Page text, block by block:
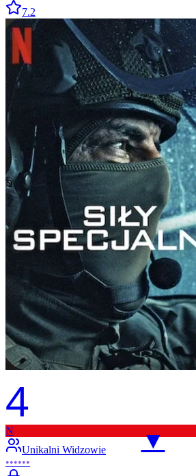
7.2
4
▼
N
Unikalni Widzowie
••••••